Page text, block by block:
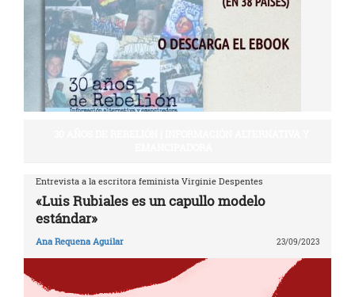
Entrevista a la escritora feminista Virginie Despentes
«Luis Rubiales es un capullo modelo
estándar»
Ana Requena Aguilar 23/09/2023